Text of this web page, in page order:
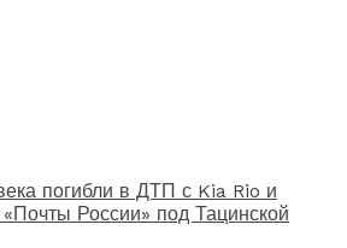
погибли в ДТП с Kia Rio и
России» под Тацинской